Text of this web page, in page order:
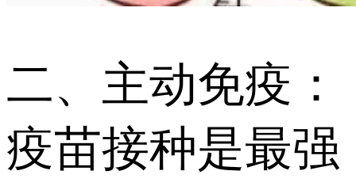
二、主动免疫：
疫苗接种是最强